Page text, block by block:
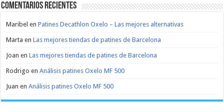
Comentarios recientes
Maribel enPatines Decathlon Oxelo – Las mejores alternativas
Marta enLas mejores tiendas de patines de Barcelona
Joan enLas mejores tiendas de patines de Barcelona
Rodrigo enAnálisis patines Oxelo MF 500
Juan enAnálisis patines Oxelo MF 500